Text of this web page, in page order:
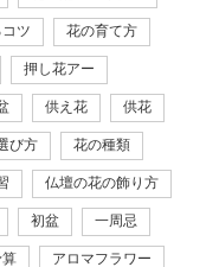
ツ 花の育て方
押し花アー
供え花 供花
び方 花の種類
仏壇の花の飾り方
初盆 一周忌
算 アロマフラワー